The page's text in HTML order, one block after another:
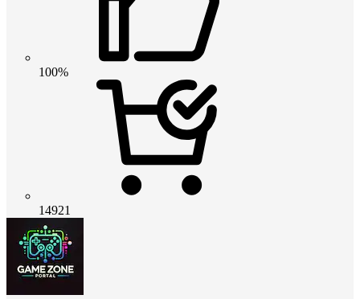
100%
14921